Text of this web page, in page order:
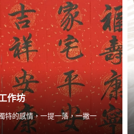
作坊
特的感情，一提一落，一撇一